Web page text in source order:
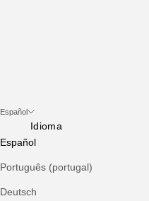
Español
Idioma
Español
Português (portugal)
Deutsch